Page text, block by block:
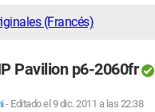
(Francés)
Pavilion p6-2060fr
- Editado el 9 dic. 2011 a las 22:38